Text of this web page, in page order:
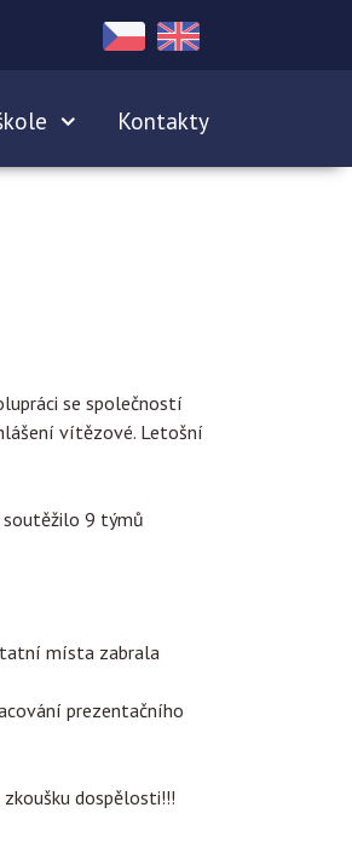
Kontakty
se společností
vítězové. Letošní
soutěžilo 9 týmů
místa zabrala
prezentačního
dospělosti!!!